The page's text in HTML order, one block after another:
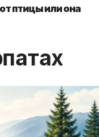
птицы или она